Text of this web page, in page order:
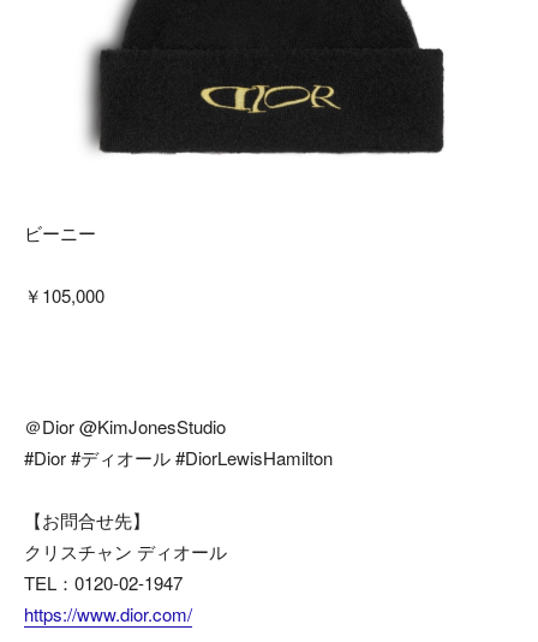
ビーニー
￥105,000
＠Dior @KimJonesStudio
#Dior #ディオール #DiorLewisHamilton
【お問合せ先】
クリスチャン ディオール
TEL：0120-02-1947
https://www.dior.com/